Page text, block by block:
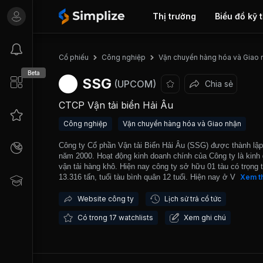
Thị trường Biểu đồ kỹ
Beta
Cổ phiếu Công nghiệp Vận chuyển hàng hóa và Giao
SSG (UPCOM) Chia sẻ
CTCP Vận tải biển Hải Âu
Công nghiệp Vận chuyển hàng hóa và Giao nhận
Công ty Cổ phần Vận tải Biển Hải Âu (SSG) được thành
năm 2000. Hoạt động kinh doanh chính của Công ty là kinh
vận tải hàng khô. Hiện nay công ty sở hữu 01 tàu có trọng
13.316 tấn, tuổi tàu bình quân 12 tuổi. Hiện nay ở Việt
vực dịch vụ hàng hải và khoảng hơn 500 doanh nghiệp cung
20 công ty liên doanh với nước ngoài. Công ty có cổ đông
kinh doanh và khách hàng. Việt Nam là một trong những
Xem
Website công ty Lịch sử trả cổ tức
Có trong 17 watchlists Xem ghi chú